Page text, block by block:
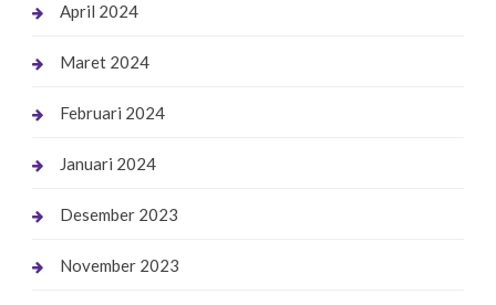
April 2024
Maret 2024
Februari 2024
Januari 2024
Desember 2023
November 2023